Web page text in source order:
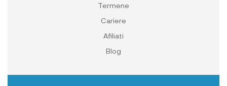
Termene
Cariere
Afiliati
Blog